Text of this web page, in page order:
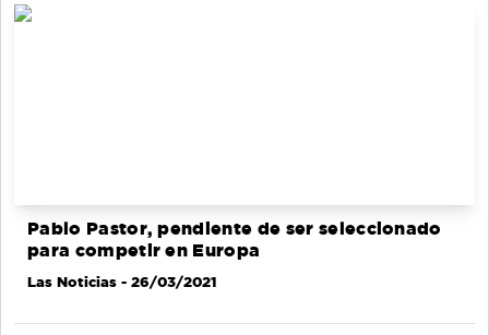
Pablo Pastor, pendiente de ser seleccionado
para competir en Europa
Las Noticias - 26/03/2021